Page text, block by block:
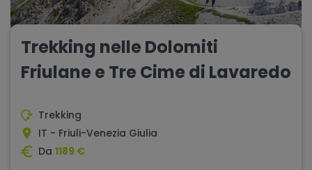
Trekking nelle Dolomiti
Friulane e Tre Cime di Lavaredo
Trekking
IT - Friuli-Venezia Giulia
Da 1189 €